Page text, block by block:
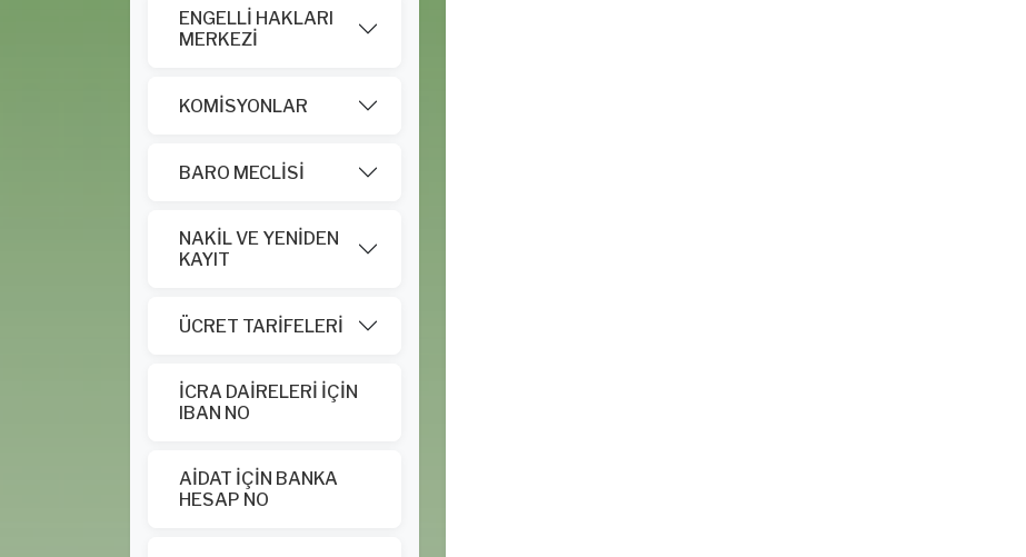
ENGELLİ HAKLARI
MERKEZİ
KOMİSYONLAR
BARO MECLİSİ
NAKİL VE YENİDEN
KAYIT
ÜCRET TARİFELERİ
İCRA DAİRELERİ İÇİN
IBAN NO
AİDAT İÇİN BANKA
HESAP NO